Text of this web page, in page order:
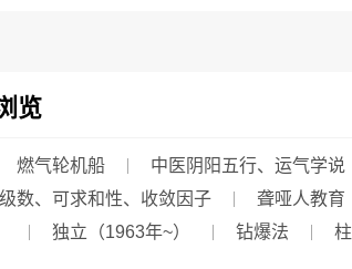
览
燃气轮机船 中医阴阳五行、运气学说
数、可求和性、收敛因子 聋哑人教育
独立（1963年~） 钻爆法 柱